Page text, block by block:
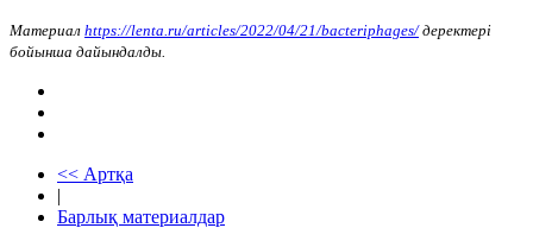
Материал https://lenta.ru/articles/2022/04/21/bacteriphages/деректері
бойынша дайындалды.
<< Артқа
|
Барлық материалдар